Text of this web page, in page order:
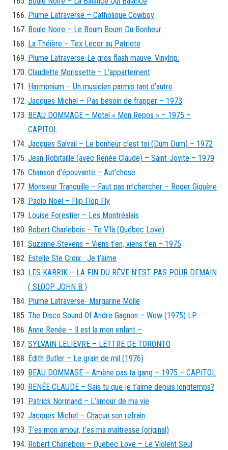
Plume Latraverse – Catholique Cowboy
Boule Noire – Le Boum Boum Du Bonheur
La Théière – Tex Lecor au Patriote
Plume Latraverse-Le gros flash mauve. Vinylrip.
Claudette Morissette – L’appartement
Harmonium – Un musicien parmis tant d’autre
Jacques Michel – Pas besoin de frapper – 1973
BEAU DOMMAGE – Motel « Mon Repos » – 1975 –
CAPITOL
Jacques Salvail – Le bonheur c’est toi (Dum Dum) – 1972
Jean Robitaille (avec Renée Claude) – Saint-Jovite – 1979
Chanson d’épouvante – Aut’chose
Monsieur Tranquille – Faut pas m’chercher – Roger Giguère
Paolo Noël – Flip Flop Fly
Louise Forestier – Les Montréalais
Robert Charlebois – Te V’là (Québec Love)
Suzanne Stevens – Viens t’en, viens t’en – 1975
Estelle Ste Croix Je t’aime
LES KARRIK – LA FIN DU RÊVE N’EST PAS POUR DEMAIN
( SLOOP JOHN B )
Plume Latraverse- Margarine Molle
The Disco Sound Of Andre Gagnon – Wow (1975) LP
Anne Renée – Il est la mon enfant –
SYLVAIN LELIEVRE – LETTRE DE TORONTO
Édith Butler – Le grain de mil (1976)
BEAU DOMMAGE – Amène pas ta gang – 1975 – CAPITOL
RENÉE CLAUDE – Sais tu que je t’aime depuis longtemps?
Patrick Normand – L’amour de ma vie
Jacques Michel – Chacun son refrain
T’es mon amour, t’es ma maîtresse (original)
Robert Charlebois – Quebec Love – Le Violent Seul